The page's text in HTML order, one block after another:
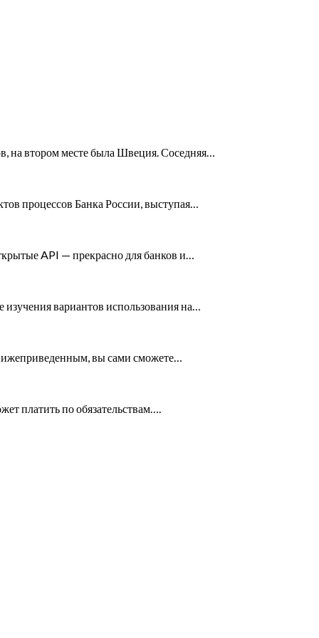
на втором месте была Швеция. Соседняя…
процессов Банка России, выступая…
API — прекрасно для банков и…
вариантов использования на…
нижеприведенным, вы сами сможете…
платить по обязательствам….